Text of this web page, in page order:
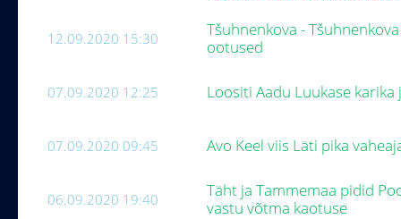
12.09.2020 15:30
Tšuhnenkova -
ootused
07.09.2020 12:25 Loositi Aadu Luukase
07.09.2020 09:45 Avo Keel viis Läti pika
06.09.2020 19:40
Täht ja Tammemaa pidid
vastu võtma kaotuse